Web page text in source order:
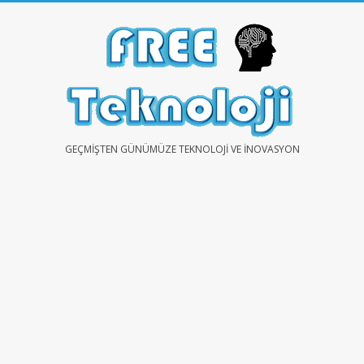
FREEGEÇMIŞTEN GÜNÜMÜZE TEKNOLOJI VE İNOVASYON